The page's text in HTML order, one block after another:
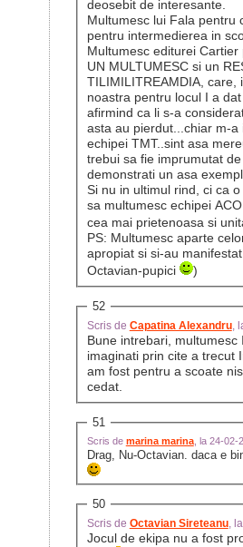
deosebit de interesante.
Multumesc lui Fala pentru
pentru intermedierea in
Multumesc editurei
UN MULTUMESC si un
TILIMILITREAMDIA, care,
noastra pentru locul I a
afirmind ca li s-a
asta au pierdut...chiar m-
echipei TMT..sint asa
trebui sa fie imprumutat
demonstrati un asa
Si nu in ultimul rind, ci ca
sa multumesc echipei
cea mai prietenoasa si
PS: Multumesc aparte
apropiat si si-au
Octavian-pupici
)
52
Scris de Capatina Alexandru,
Bune intrebari,
imaginati prin cite a trecut
am fost pentru a scoate
cedat.
51
Scris de marina marina, la 24-02-
Drag, Nu-Octavian. daca e
50
Scris de Octavian Sireteanu,
Jocul de ekipa nu a fost